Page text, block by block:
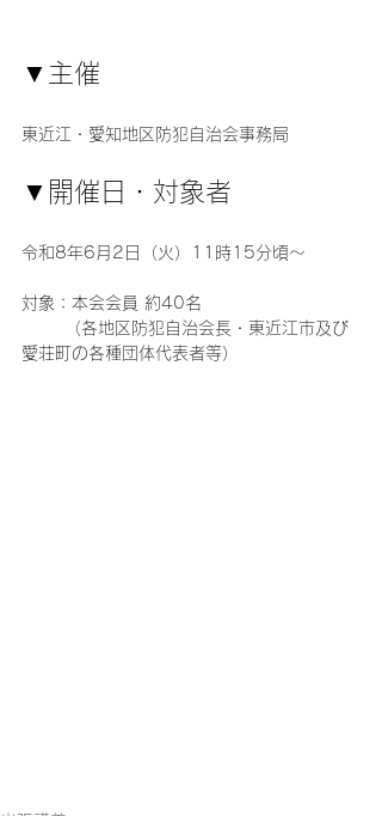
▼主催
東近江・愛知地区防犯自治会事務局
▼開催日・対象者
令和8年6月2日（火）11時15分頃～
対象：本会会員 約40名
（各地区防犯自治会長・東近江市及び
愛荘町の各種団体代表者等）